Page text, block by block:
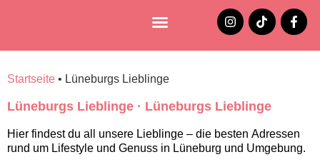
Startseite • Lüneburgs Lieblinge
Lüneburgs Lieblinge · Lüneburgs Lieblinge
Hier findest du all unsere Lieblinge – die besten Adressen
rund um Lifestyle und Genuss in Lüneburg und Umgebung.